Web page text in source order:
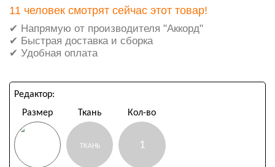
11 человек смотрят сейчас этот товар!
✔ Напрямую от производителя "Аккорд"
✔ Быстрая доставка и сборка
✔ Удобная оплата
Редактор:
Размер
Ткань
ТКАНЬ
Кол-во